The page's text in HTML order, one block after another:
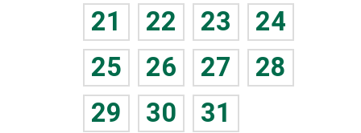
21
22 23
24
25
26 27
28
29
30 31